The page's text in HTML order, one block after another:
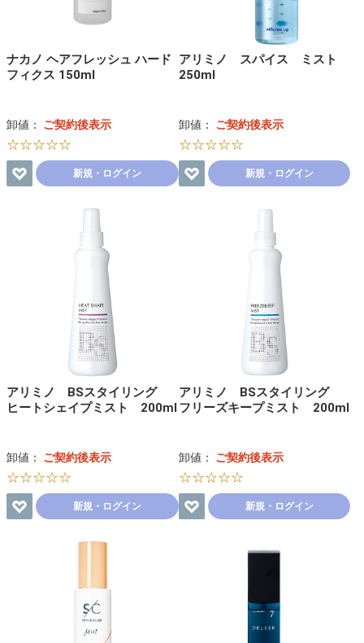
ナカノ ヘアフレッシュ ハード
フィクス 150ml
卸値： ご契約後表示
☆☆☆☆☆
新規・ログイン
アリミノ スパイス ミスト
250ml
卸値： ご契約後表示
☆☆☆☆☆
新規・ログイン
アリミノ BSスタイリング
ヒートシェイプミスト 200ml
卸値： ご契約後表示
☆☆☆☆☆
新規・ログイン
アリミノ BSスタイリング
フリーズキープミスト 200ml
卸値： ご契約後表示
☆☆☆☆☆
新規・ログイン